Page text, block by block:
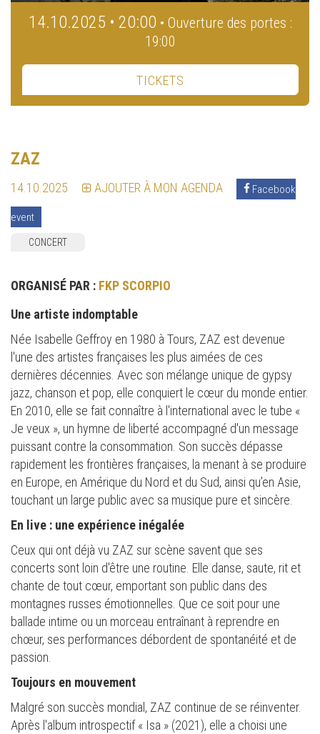
14.10.2025 • 20:00 • Ouverture des portes :
19:00
TICKETS
ZAZ
14.10.2025 AJOUTER À MON AGENDA Facebook
event
CONCERT
ORGANISÉ PAR : FKP SCORPIO
Une artiste indomptable
Née Isabelle Geffroy en 1980 à Tours, ZAZ est devenue
l'une des artistes françaises les plus aimées de ces
dernières décennies. Avec son mélange unique de gypsy
jazz, chanson et pop, elle conquiert le cœur du monde entier.
En 2010, elle se fait connaître à l'international avec le tube «
Je veux », un hymne de liberté accompagné d'un message
puissant contre la consommation. Son succès dépasse
rapidement les frontières françaises, la menant à se produire
en Europe, en Amérique du Nord et du Sud, ainsi qu’en Asie,
touchant un large public avec sa musique pure et sincère.
En live : une expérience inégalée
Ceux qui ont déjà vu ZAZ sur scène savent que ses
concerts sont loin d'être une routine. Elle danse, saute, rit et
chante de tout cœur, emportant son public dans des
montagnes russes émotionnelles. Que ce soit pour une
ballade intime ou un morceau entraînant à reprendre en
chœur, ses performances débordent de spontanéité et de
passion.
Toujours en mouvement
Malgré son succès mondial, ZAZ continue de se réinventer.
Après l'album introspectif « Isa » (2021), elle a choisi une